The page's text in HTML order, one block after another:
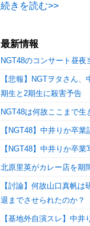
続きを読む>>
最新情報
NGT48のコンサート昼夜
【悲報】NGTヲタさん
期生と2期生に殺害予告
NGT48は何故ここまで生
【NGT48】中井りか卒
【NGT48】中井りか卒
北原里英がカレー店を期
【討論】何故山口真帆
退までさせられたのか？
【基地外自演スレ】中